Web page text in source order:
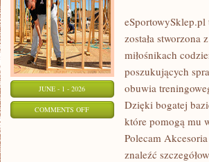
JUNE - 1 - 2026
COMMENTS OFFON
została stworzona
miłośnikach
poszukujących
obuwia
Dzięki bogatej
które pomogą mu
Polecam
znaleźć